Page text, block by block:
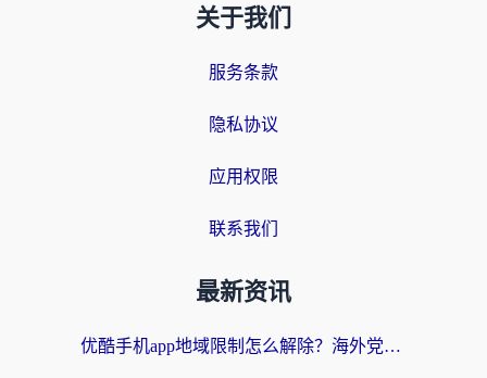
关于我们
服务条款
隐私协议
应用权限
联系我们
最新资讯
优酷手机app地域限制怎么解除？海外党亲测有效的追剧方案